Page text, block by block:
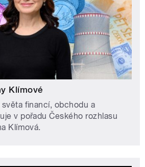
Klímové
financí, obchodu a
v pořadu Českého rozhlasu
Klímová.